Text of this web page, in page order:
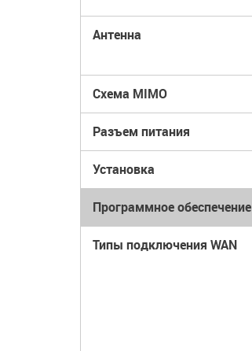
Антенна
Схема MIMO
Разъем питания
Установка
Программное обеспечение
Типы подключения WAN